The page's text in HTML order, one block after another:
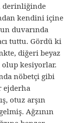
derinliğinde
kendini içine
duvarında
tuttu. Gördü ki
diğeri beyaz
kesiyorlar.
nöbetçi gibi
ejderha
otuz arşın
Ağzının